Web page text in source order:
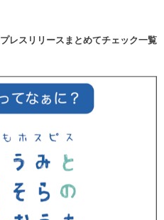
プレスリリースまとめてチェック一覧